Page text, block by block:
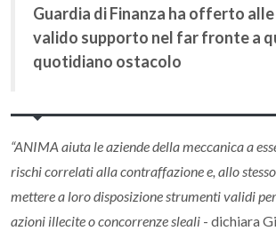
Guardia di Finanza ha offerto alle
valido supporto nel far fronte a
quotidiano ostacolo
“ANIMA aiuta le aziende della meccanica a
rischi correlati alla contraffazione e, allo
metterea loro disposizione strumenti validi
azioni illecite o concorrenze sleali - dichiara